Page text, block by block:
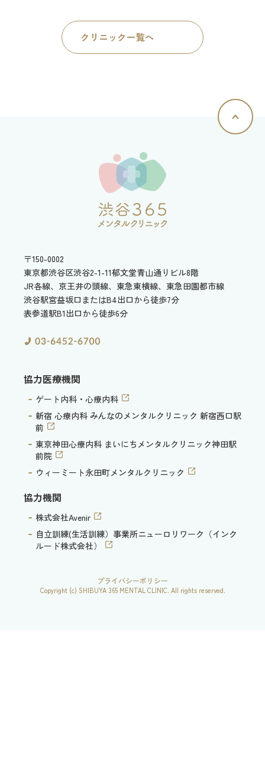
クリニック一覧へ
〒150-0002
東京都渋谷区渋谷2-1-11郁文堂青山通りビル8階
JR各線、京王井の頭線、東急東横線、東急田園都市線
渋谷駅宮益坂口またはB4出口から徒歩7分
表参道駅B1出口から徒歩6分
協力医療機関
ゲート内科・心療内科
新宿 心療内科 みんなのメンタルクリニック 新宿西口駅
前
東京神田心療内科 まいにちメンタルクリニック神田駅
前院
ウィーミート永田町メンタルクリニック
協力機関
株式会社Avenir
自立訓練(生活訓練）事業所ニューロリワーク（インク
ルード株式会社）
Copyright (c) SHIBUYA 365 MENTAL CLINIC. All rights reserved.
プライバシーポリシー